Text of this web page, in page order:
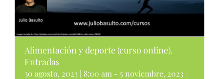
Alimentación y deporte (curso online).
Entradas
30 agosto, 2023 | 8:00 am - 5 noviembre, 2023 |